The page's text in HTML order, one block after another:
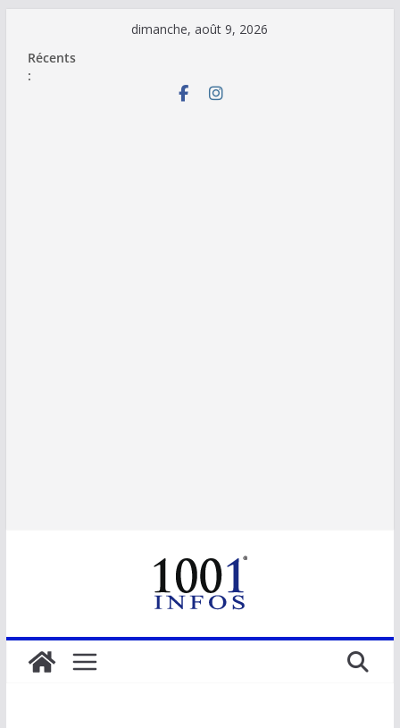
contenu
dimanche, août 9, 2026
Récents
: